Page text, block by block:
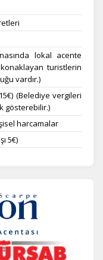
lokal acente
konaklayan turistlerin
vardır.)
(Belediye vergileri
gösterebilir.)
harcamalar
5€)